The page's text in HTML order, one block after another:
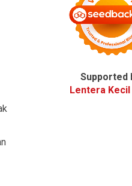
Supported
Lentera Kecil